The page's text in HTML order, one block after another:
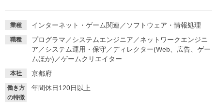
イベントを探す スカウト お知らせ
就活支援
業種 インターネット・ゲーム関連 ／ ソフトウェア・情報処理
職種 プログラマ ／システムエンジニア ／ネットワークエンジニ
ア ／システム運用・保守／ディレクター(Web、広告、ゲー
ムほか) ／ゲームクリエイター
本社 京都府
働き方
の特徴
年間休日120日以上